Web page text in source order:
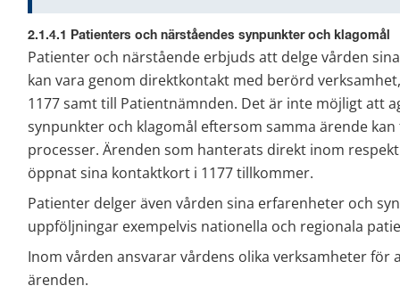
2.1.4.1 Patienters och närståendes synpunkter och klagomål
Patienter och närstående erbjuds att delge vården
kan vara genom direktkontakt med berörd
1177 samt till Patientnämnden. Det är inte möjligt att
synpunkter och klagomål eftersom samma ärende
processer. Ärenden som hanterats direkt inom
öppnat sina kontaktkort i 1177 tillkommer.
Patienter delger även vården sina erfarenheter och
uppföljningar exempelvis nationella och regionala
Inom vården ansvarar vårdens olika verksamheter för
ärenden.